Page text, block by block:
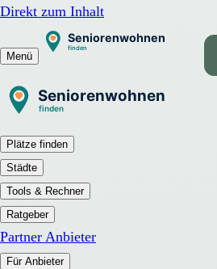
Direkt zum Inhalt
Menü
Plätze finden
Städte
Tools & Rechner
Ratgeber
Partner Anbieter
Für Anbieter